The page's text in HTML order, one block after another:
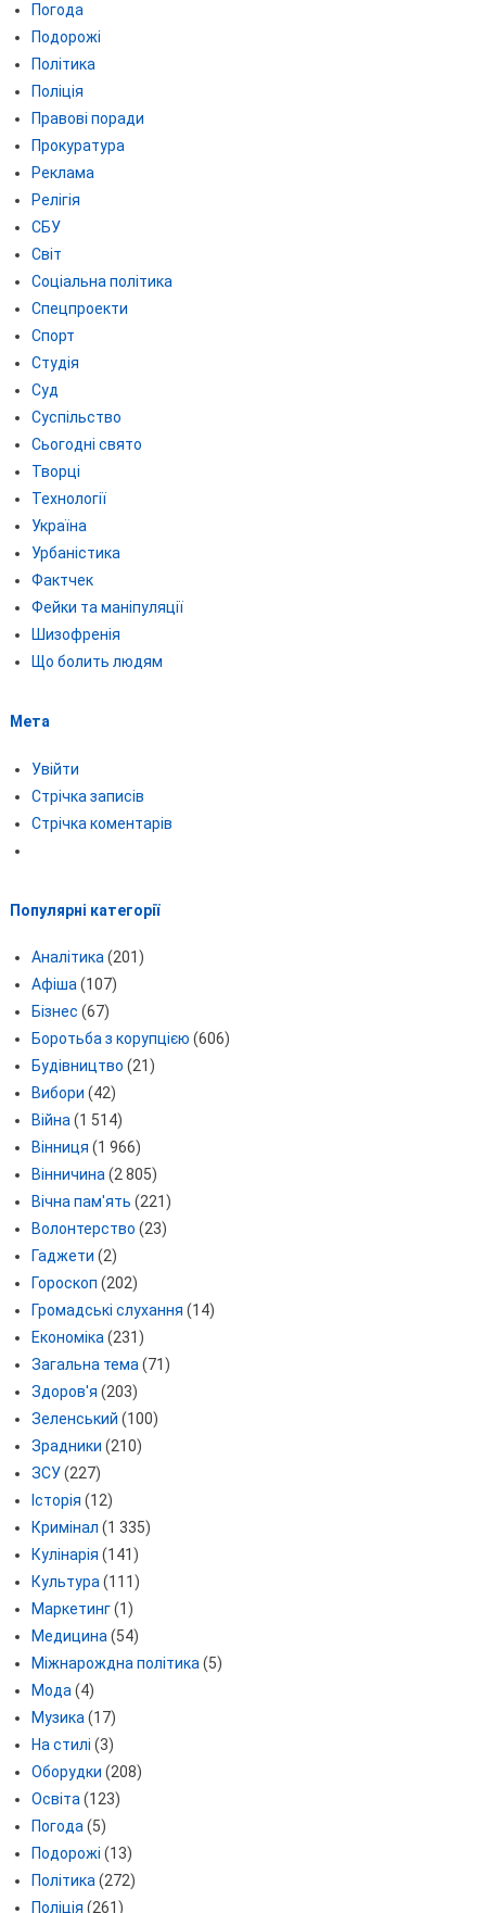
Погода
Подорожі
Політика
Поліція
Правові поради
Прокуратура
Реклама
Релігія
СБУ
Світ
Соціальна політика
Спецпроекти
Спорт
Студія
Суд
Суспільство
Сьогодні свято
Творці
Технології
Україна
Урбаністика
Фактчек
Фейки та маніпуляції
Шизофренія
Що болить людям
Мета
Увійти
Стрічка записів
Стрічка коментарів
Популярні категорії
Аналітика(201)
Афіша(107)
Бізнес (67)
Боротьба з корупцією (606)
Будівництво (21)
Вибори (42)
Війна(1 514)
Вінниця (1 966)
Вінничина(2 805)
Вічна пам'ять (221)
Волонтерство (23)
Гаджети (2)
Гороскоп (202)
Громадські слухання (14)
Економіка(231)
Загальна тема(71)
Здоров'я (203)
Зеленський (100)
Зрадники (210)
ЗСУ(227)
Історія (12)
Кримінал (1 335)
Кулінарія (141)
Культура(111)
Маркетинг(1)
Медицина(54)
Міжнарождна політика(5)
Мода(4)
Музика(17)
На стилі (3)
Оборудки (208)
Освіта(123)
Погода(5)
Подорожі (13)
Політика(272)
Поліція (261)